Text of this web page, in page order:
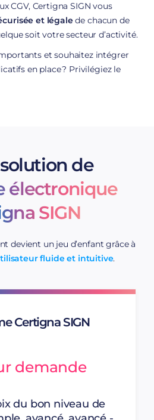
CGV, Certigna SIGN vous
et légalede chacun de
soit votre secteur d’activité.
et souhaitez intégrer
en place ? Privilégiez le
de
électronique
SIGN
devient un jeu d’enfant grâce à
fluide et intuitive.
Certigna SIGN
demande
du bon niveau de